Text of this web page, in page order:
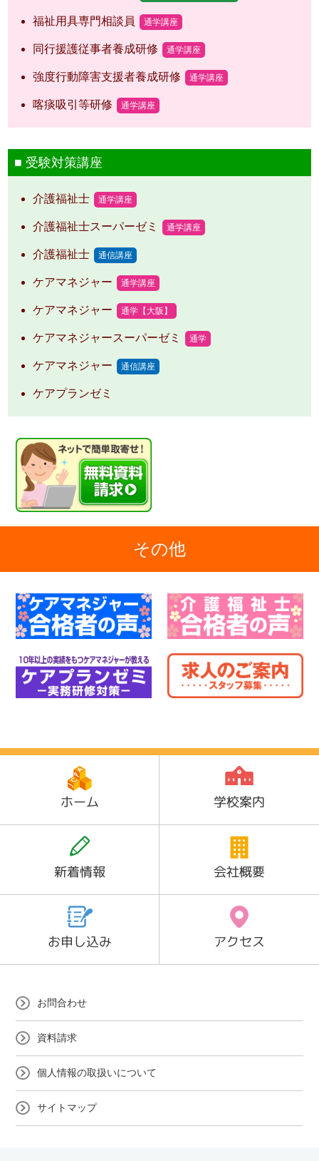
福祉用具専門相談員 通学講座
同行援護従事者養成研修 通学講座
強度行動障害支援者養成研修 通学講座
喀痰吸引等研修 通学講座
受験対策講座
介護福祉士 通学講座
介護福祉士スーパーゼミ 通学講座
介護福祉士 通信講座
ケアマネジャー 通学講座
ケアマネジャー 通学【大阪】
ケアマネジャースーパーゼミ 通学
ケアマネジャー 通信講座
ケアプランゼミ
その他
ホーム 学校案内
新着情報 会社概要
お申し込み アクセス
お問合わせ
資料請求
個人情報の取扱いについて
サイトマップ